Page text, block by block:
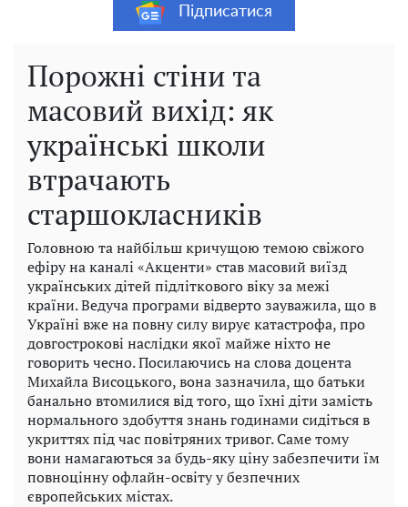
Підписатися
Порожні стіни та
масовий вихід: як
українські школи
втрачають
старшокласників
Головною та найбільш кричущою темою свіжого
ефіру на каналі «Акценти» став масовий виїзд
українських дітей підліткового віку за межі
країни. Ведуча програми відверто зауважила, що в
Україні вже на повну силу вирує катастрофа, про
довгострокові наслідки якої майже ніхто не
говорить чесно. Посилаючись на слова доцента
Михайла Висоцького, вона зазначила, що батьки
банально втомилися від того, що їхні діти замість
нормального здобуття знань годинами сидіться в
укриттях під час повітряних тривог. Саме тому
вони намагаються за будь-яку ціну забезпечити їм
повноцінну офлайн-освіту у безпечних
європейських містах.